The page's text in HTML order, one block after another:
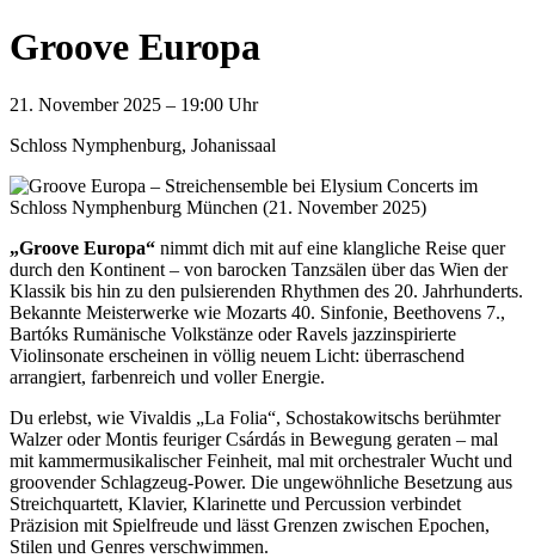
Groove Europa
21. November 2025 – 19:00 Uhr
Schloss Nymphenburg, Johanissaal
„Groove Europa“ nimmt dich mit auf eine klangliche Reise quer
durch den Kontinent – von barocken Tanzsälen über das Wien der
Klassik bis hin zu den pulsierenden Rhythmen des 20. Jahrhunderts.
Bekannte Meisterwerke wie Mozarts 40. Sinfonie, Beethovens 7.,
Bartóks Rumänische Volkstänze oder Ravels jazzinspirierte
Violinsonate erscheinen in völlig neuem Licht: überraschend
arrangiert, farbenreich und voller Energie.
Du erlebst, wie Vivaldis „La Folia“, Schostakowitschs berühmter
Walzer oder Montis feuriger Csárdás in Bewegung geraten – mal
mit kammermusikalischer Feinheit, mal mit orchestraler Wucht und
groovender Schlagzeug-Power. Die ungewöhnliche Besetzung aus
Streichquartett, Klavier, Klarinette und Percussion verbindet
Präzision mit Spielfreude und lässt Grenzen zwischen Epochen,
Stilen und Genres verschwimmen.